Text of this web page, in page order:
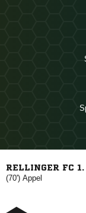
RELLINGER FC 1.
(70') 